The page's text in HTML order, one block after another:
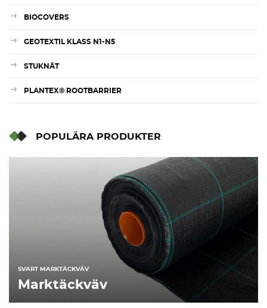
BIOCOVERS
GEOTEXTIL KLASS N1-N5
STUKNÄT
PLANTEX® ROOTBARRIER
POPULÄRA PRODUKTER
SVART MARKTÄCKVÄV
Marktäckväv